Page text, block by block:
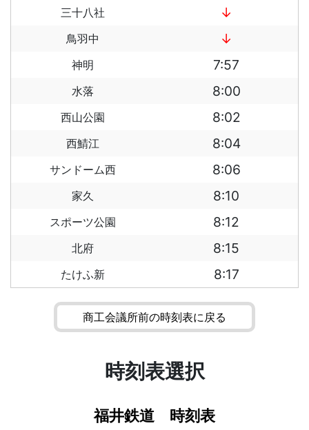
三十八社 ↓
鳥羽中 ↓
神明 7:57
水落 8:00
西山公園 8:02
西鯖江 8:04
サンドーム西 8:06
家久 8:10
スポーツ公園 8:12
北府 8:15
たけふ新 8:17
商工会議所前の時刻表に戻る
時刻表選択
福井鉄道 時刻表